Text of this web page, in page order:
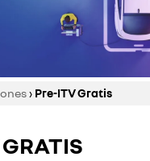
› Pre-ITV Gratis